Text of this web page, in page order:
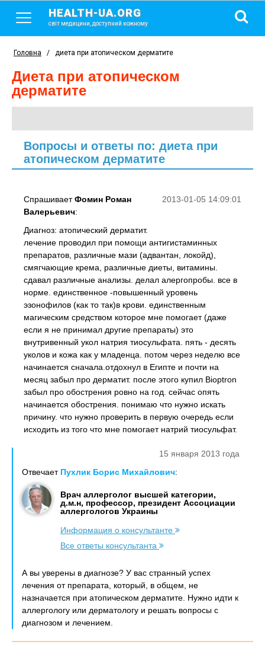
HEALTH-UA.ORG
світ медицини, доступний кожному
Головна / диета при атопическом дерматите
диета при атопическом
дерматите
Вопросы и ответы по: диета при
атопическом дерматите
2013-01-05 14:09:01
СпрашиваетФомин Роман
Валерьевич:
Диагноз: атопический дерматит.
лечение проводил при помощи антигистаминных
препаратов, различные мази (адвантан, локойд),
смягчающие крема, различные диеты, витамины.
сдавал различные анализы. делал алергопробы. все в
норме. единственное -повышенный уровень
эзонофилов (как то так)в крови. единственным
магическим средством которое мне помогает (даже
если я не принимал другие препараты) это
внутривенный укол натрия тиосульфата. пять - десять
уколов и кожа как у младенца. потом через неделю все
начинается сначала.отдохнул в Египте и почти на
месяц забыл про дерматит. после этого купил Bioptron
забыл про обострения ровно на год. сейчас опять
начинается обострения. понимаю что нужно искать
причину. что нужно проверить в первую очередь если
исходить из того что мне помогает натрий тиосульфат.
15 января 2013 года
Отвечает Пухлик Борис Михайлович:
Врач аллерголог высшей категории,
д.м.н, профессор, президент Ассоциации
аллергологов Украины
Информация о консультанте
Все ответы консультанта
А вы уверены в диагнозе? У вас странный успех
лечения от препарата, который, в общем, не
назначается при атопическом дерматите. Нужно идти к
аллергологу или дерматологу и решать вопросы с
диагнозом и лечением.